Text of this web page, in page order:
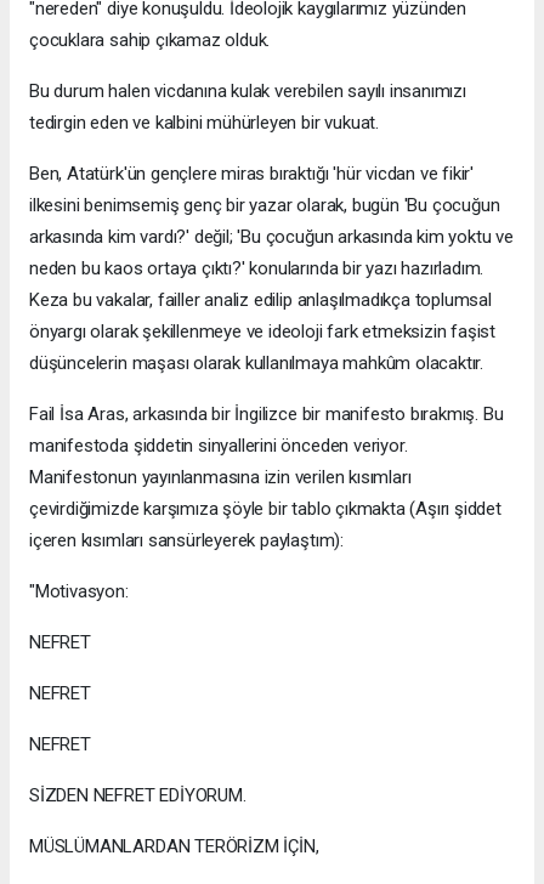
"nereden" diye konuşuldu. İdeolojik kaygılarımız yüzünden
çocuklara sahip çıkamaz olduk.
Bu durum halen vicdanına kulak verebilen sayılı insanımızı
tedirgin eden ve kalbini mühürleyen bir vukuat.
Ben, Atatürk'ün gençlere miras bıraktığı 'hür vicdan ve fikir'
ilkesini benimsemiş genç bir yazar olarak, bugün 'Bu çocuğun
arkasında kim vardı?' değil; 'Bu çocuğun arkasında kim yoktu ve
neden bu kaos ortaya çıktı?' konularında bir yazı hazırladım.
Keza bu vakalar, failler analiz edilip anlaşılmadıkça toplumsal
önyargı olarak şekillenmeye ve ideoloji fark etmeksizin faşist
düşüncelerin maşası olarak kullanılmaya mahkûm olacaktır.
Fail İsa Aras, arkasında bir İngilizce bir manifesto bırakmış. Bu
manifestoda şiddetin sinyallerini önceden veriyor.
Manifestonun yayınlanmasına izin verilen kısımları
çevirdiğimizde karşımıza şöyle bir tablo çıkmakta (Aşırı şiddet
içeren kısımları sansürleyerek paylaştım):
"Motivasyon:
NEFRET
NEFRET
NEFRET
SİZDEN NEFRET EDİYORUM.
MÜSLÜMANLARDAN TERÖRİZM İÇİN,